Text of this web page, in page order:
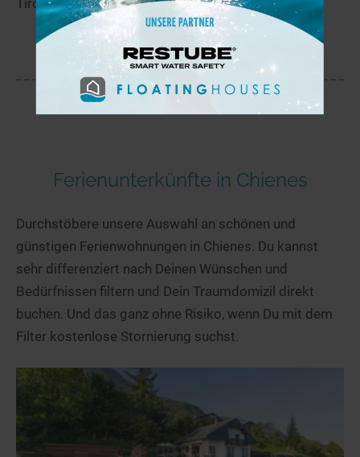
Ferienunterkünfte in Chienes
Durchstöbere unsere Auswahl an schönen und
günstigen Ferienwohnungen in Chienes. Du kannst
sehr differenziert nach Deinen Wünschen und
Bedürfnissen filtern und Dein Traumdomizil direkt
buchen. Und das ganz ohne Risiko, wenn Du mit dem
Filter kostenlose Stornierung suchst.